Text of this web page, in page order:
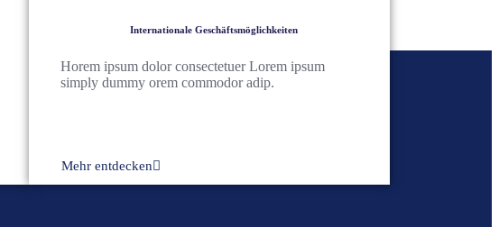
Internationale Geschäftsmöglichkeiten
Horem ipsum dolor consectetuer Lorem ipsum
simply dummy orem commodor adip.
Mehr entdecken